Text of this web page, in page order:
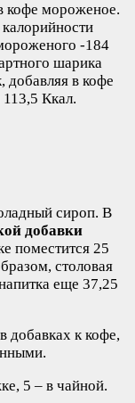
кофе мороженое.
-184
шарика
добавляя в кофе
Ккал.
сироп. В
добавки
поместится 25
столовая
еще 37,25
добавках к кофе,
5 – в чайной.